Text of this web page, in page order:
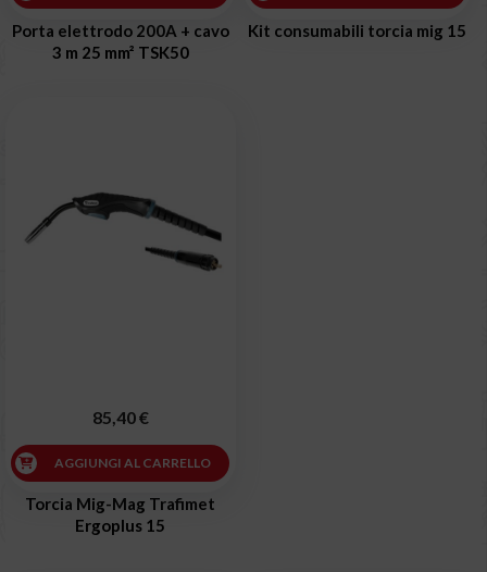
Porta elettrodo 200A + cavo
3 m 25 mm² TSK50
Kit consumabili torcia mig 15
Torcia Mig-Mag Trafimet
Ergoplus 15
85,40 €
AGGIUNGI AL CARRELLO